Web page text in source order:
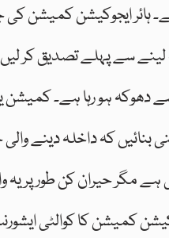
ہائر ایجوکیشن کمیشن
سے پہلے تصدیق کر
دھوکہ ہو رہا ہے۔ کمیشن
بنائیں کہ داخلہ دینے
مگر حیران کن طور پر
کمیشن کا کوالٹی